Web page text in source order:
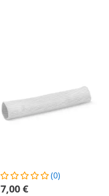
(0)
7,00 €